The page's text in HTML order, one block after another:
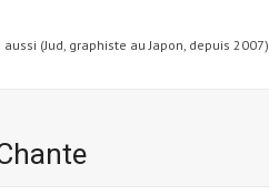
(Jud, graphiste au Japon, depuis 2007)